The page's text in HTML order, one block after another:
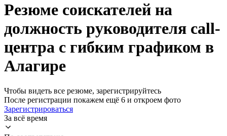
Резюме соискателей на
должность руководителя call-
центра с гибким графиком в
Алагире
Чтобы видеть все резюме, зарегистрируйтесь
После регистрации покажем ещё 6 и откроем фото
Зарегистрироваться
За всё время